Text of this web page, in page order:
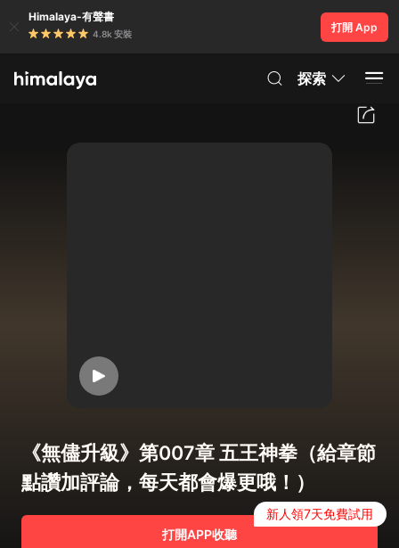
Himalaya-有聲書
4.8k 安裝
打開 App
探索
《無儘升級》第007章 五王神拳（給章節
點讚加評論，每天都會爆更哦！）
打開APP收聽
新人領7天免費試用